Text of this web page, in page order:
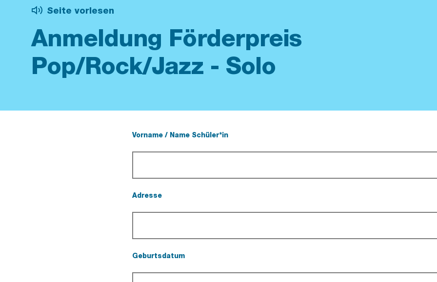
Seite vorlesen
Anmeldung Förderpreis
Pop/Rock/Jazz - Solo
Vorname / Name Schüler*in
Adresse
Geburtsdatum